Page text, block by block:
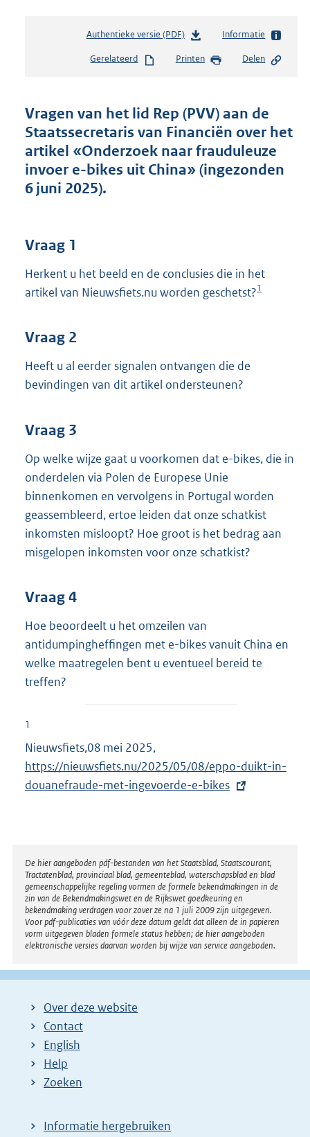
Authentieke versie (PDF)b
s
n
d
s
g
r
3
5
K
Informatie
Gerelateerd Printen Delen
Vragen van het lid Rep (PVV) aan de
Staatssecretaris van Financiën over het
artikel «Onderzoek naar frauduleuze
invoer e-bikes uit China» (ingezonden
6 juni 2025).
Vraag 1
Herkent u het beeld en de conclusies die in het
artikel van Nieuwsfiets.nu worden geschetst?1
Vraag 2
Heeft u al eerder signalen ontvangen die de
bevindingen van dit artikel ondersteunen?
Vraag 3
Op welke wijze gaat u voorkomen dat e-bikes, die in
onderdelen via Polen de Europese Unie
binnenkomen en vervolgens in Portugal worden
geassembleerd, ertoe leiden dat onze schatkist
inkomsten misloopt? Hoe groot is het bedrag aan
misgelopen inkomsten voor onze schatkist?
Vraag 4
Hoe beoordeelt u het omzeilen van
antidumpingheffingen met e-bikes vanuit China en
welke maatregelen bent u eventueel bereid te
treffen?
1
Nieuwsfiets,08 mei 2025,
x
t
e
l
i
n
k
:
https://nieuwsfiets.nu/2025/05/08/eppo-duikt-in-
douanefraude-met-ingevoerde-e-bikes
Disclaimer
De hier aangeboden pdf-bestanden van het Staatsblad, Staatscourant,
Tractatenblad, provinciaal blad, gemeenteblad, waterschapsblad en blad
gemeenschappelijke regeling vormen de formele bekendmakingen in de
zin van de Bekendmakingswet en de Rijkswet goedkeuring en
bekendmaking verdragen voor zover ze na 1 juli 2009 zijn uitgegeven.
Voor pdf-publicaties van vóór deze datum geldt dat alleen de in papieren
vorm uitgegeven bladen formele status hebben; de hier aangeboden
elektronische versies daarvan worden bij wijze van service aangeboden.
Over deze website
Contact
English
Help
Zoeken
Informatie hergebruiken